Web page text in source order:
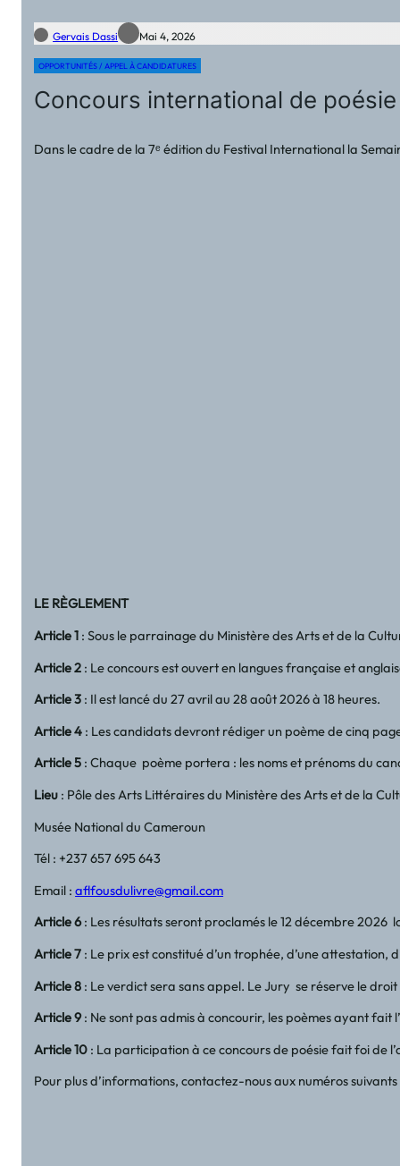
Gervais Dassi Mai 4, 2026
OPPORTUNITÉS / APPEL À CANDIDATURES
Concours international de
Dans le cadre de la 7ᵉ édition du Festival International la
LE RÈGLEMENT
Article 1 : Sous le parrainage du Ministère des Arts et de la
Article 2 : Le concours est ouvert en langues française et
Article 3 : Il est lancé du 27 avril au 28 août 2026 à 18 heures.
Article 4 : Les candidats devront rédiger un poème de cinq
Article 5 : Chaque poème portera : les noms et prénoms du
Lieu : Pôle des Arts Littéraires du Ministère des Arts et de la
Musée National du Cameroun
Tél : +237 657 695 643
Email :aflfousdulivre@gmail.com
Article 6: Les résultats seront proclamés le 12 décembre 2026
Article 7 : Le prix est constitué d’un trophée, d’une attestation,
Article 8 : Le verdict sera sans appel. Le Jury se réserve le
Article 9: Ne sont pas admis à concourir, les poèmes ayant
Article 10 : La participation à ce concours de poésie fait foi de
Pour plus d’informations, contactez-nous aux numéros